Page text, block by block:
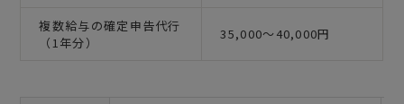
複数給与の確定申告代行
（1年分）
35,000〜40,000円